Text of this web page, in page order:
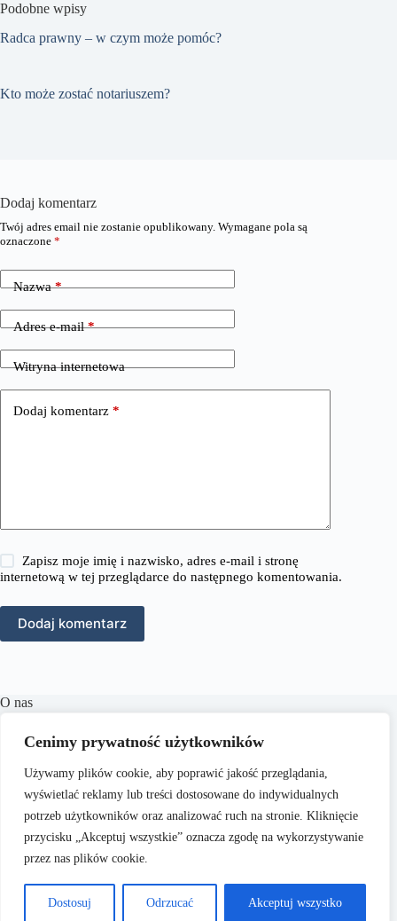
Cenimy prywatność użytkowników
Używamy plików cookie, aby poprawić jakość przeglądania,
wyświetlać reklamy lub treści dostosowane do indywidualnych
potrzeb użytkowników oraz analizować ruch na stronie. Kliknięcie
przycisku „Akceptuj wszystkie” oznacza zgodę na wykorzystywanie
przez nas plików cookie.
Dostosuj Odrzucać Akceptuj wszystko
Podobne wpisy
Radca prawny – w czym może pomóc?
Kto może zostać notariuszem?
Dodaj komentarz
Twój adres email nie zostanie opublikowany. Wymagane pola są
oznaczone *
Nazwa*
Adres e-mail*
Witryna internetowa
Dodaj komentarz *
Zapisz moje imię i nazwisko, adres e-mail i stronę
internetową w tej przeglądarce do następnego komentowania.
Dodaj komentarz
O nas
różnorodne treści z zakresu prawa karnego, cywilnego,
celem jest dostarczanie aktualnych informacji, praktycznych
porad oraz inspiracji, które wspierają czytelników w
zrozumieniu skomplikowanych zagadnień prawnych i
podejmowaniu świadomych decyzji.